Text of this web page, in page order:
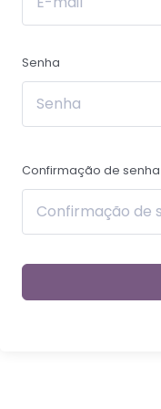
Senha
Confirmação de senha